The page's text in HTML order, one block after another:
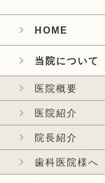
HOME
当院について
医院概要
医院紹介
院長紹介
歯科医院様へ